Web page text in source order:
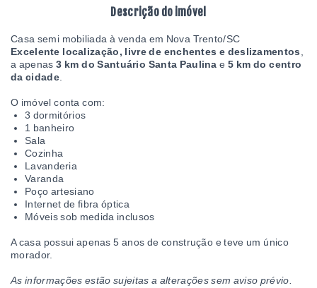
Descrição do imóvel
Casa semi mobiliada à venda em Nova Trento/SC
Excelente localização, livre de enchentes e deslizamentos
a apenas3 km do Santuário Santa Paulina e5 km do centro
da cidade.
O imóvel conta com:
3 dormitórios
1 banheiro
Sala
Cozinha
Lavanderia
Varanda
Poço artesiano
Internet de fibra óptica
Móveis sob medida inclusos
A casa possui apenas 5 anos de construção e teve um único
morador.
As informações estão sujeitas a alterações sem aviso prévio.